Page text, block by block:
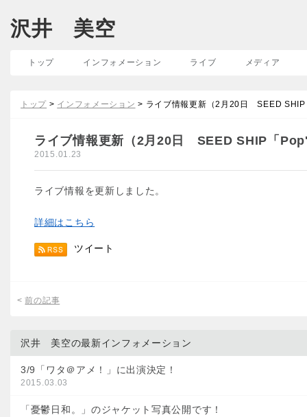
沢井 美空
トップ インフォメーション ライブ メディア
トップ > インフォメーション > ライブ情報更新（2月20日 SEED
ライブ情報更新（2月20日 SEED SHIP「
2015.01.23
ライブ情報を更新しました。
詳細はこちら
ツイート
<前の記事
沢井 美空の最新インフォメーション
3/9「ワタ＠アメ！」に出演決定！
2015.03.03
「憂鬱日和。」のジャケット写真公開です！